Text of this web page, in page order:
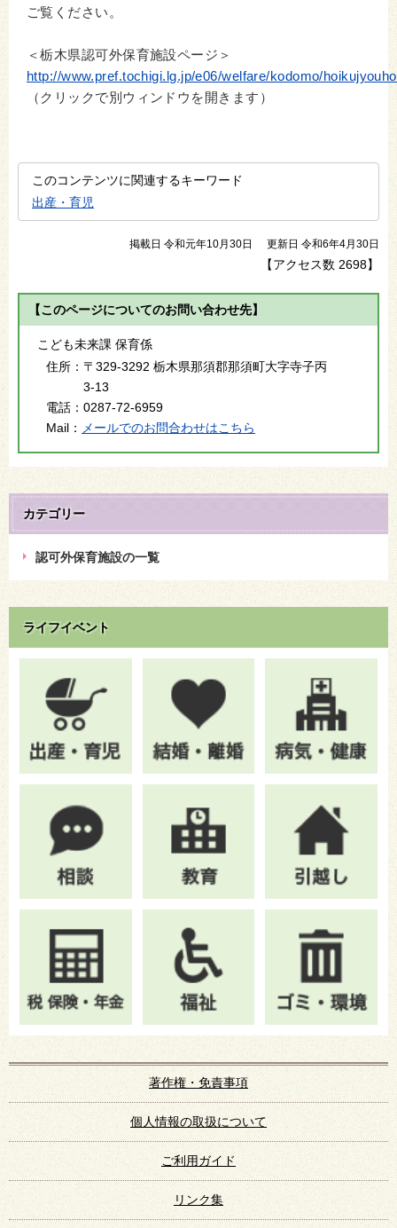
ご覧ください。
＜栃木県認可外保育施設ページ＞
http://www.pref.tochigi.lg.jp/e06/welfare/kodomo/
（クリックで別ウィンドウを開きます）
このコンテンツに関連するキーワード
出産・育児
掲載日 令和元年10月30日 更新日 令和6年4月30日
【アクセス数 2698】
【このページについてのお問い合わせ先】
こども未来課 保育係
住所： 〒329-3292 栃木県那須郡那須町大字寺子丙
3-13
電話： 0287-72-6959
Mail：
メールでのお問合わせはこちら
カテゴリー
認可外保育施設の一覧
ライフイベント
著作権・免責事項
個人情報の取扱について
ご利用ガイド
リンク集